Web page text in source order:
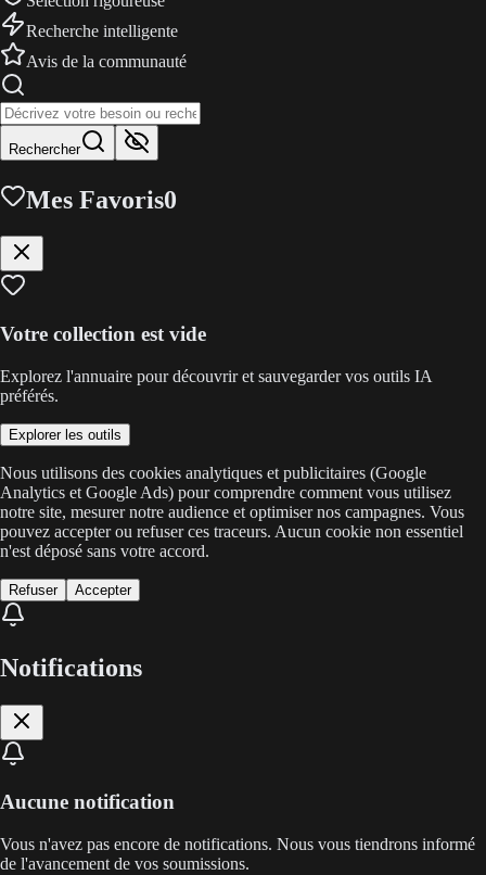
Recherche intelligente
Avis de la communauté
Rechercher
Mes Favoris0
Votre collection est vide
Explorez l'annuaire pour découvrir et sauvegarder vos outils IA
préférés.
Explorer les outils
Nous utilisons des cookies analytiques et publicitaires (Google
Analytics et Google Ads) pour comprendre comment vous utilisez
notre site, mesurer notre audience et optimiser nos campagnes. Vous
pouvez accepter ou refuser ces traceurs. Aucun cookie non essentiel
n'est déposé sans votre accord.
Refuser Accepter
Notifications
Aucune notification
Vous n'avez pas encore de notifications. Nous vous tiendrons informé
de l'avancement de vos soumissions.